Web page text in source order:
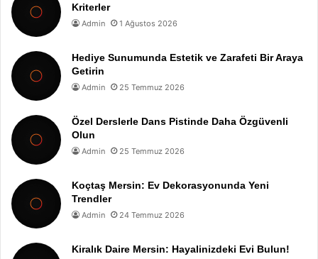
Kriterler
Admin 1 Ağustos 2026
Hediye Sunumunda Estetik ve Zarafeti Bir Araya
Getirin
Admin 25 Temmuz 2026
Özel Derslerle Dans Pistinde Daha Özgüvenli
Olun
Admin 25 Temmuz 2026
Koçtaş Mersin: Ev Dekorasyonunda Yeni
Trendler
Admin 24 Temmuz 2026
Kiralık Daire Mersin: Hayalinizdeki Evi Bulun!